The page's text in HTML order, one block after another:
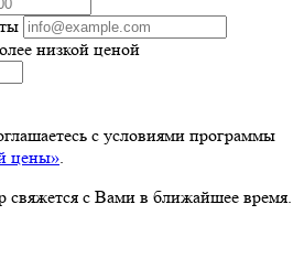
низкой ценой
с условиями программы
цены»
с Вами в ближайшее время.